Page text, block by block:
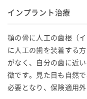
インプラント治療
顎の骨に人工の歯根（
に人工の歯を装着する
がなく、自分の歯に近
徴です。見た目も自然
必要となり、保険適用